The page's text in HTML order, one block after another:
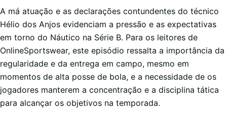
A má atuação e as declarações contundentes do técnico
Hélio dos Anjos evidenciam a pressão e as expectativas
em torno do Náutico na Série B. Para os leitores de
OnlineSportswear, este episódio ressalta a importância da
regularidade e da entrega em campo, mesmo em
momentos de alta posse de bola, e a necessidade de os
jogadores manterem a concentração e a disciplina tática
para alcançar os objetivos na temporada.